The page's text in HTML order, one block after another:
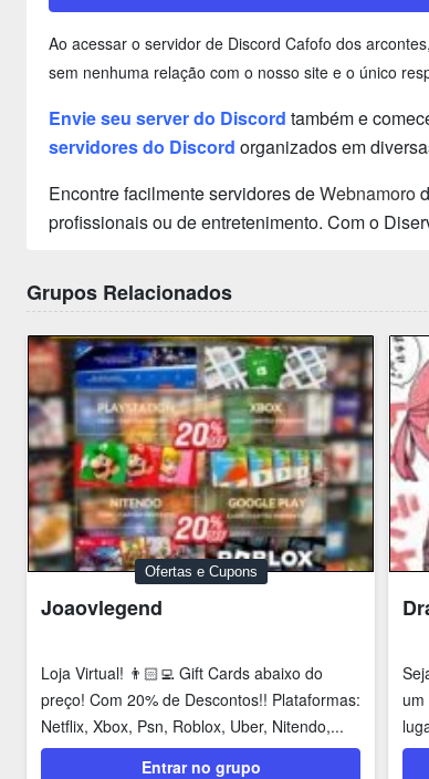
Ao acessar o servidor de Discord Cafofo dos
sem nenhuma relação com o nosso site e o único
Envie seu server do Discord também e
servidores do Discord organizados em
Encontre facilmente servidores deWebnamoro
profissionais ou de entretenimento. Com o
Grupos Relacionados
Ofertas e Cupons
Joaovlegend
Loja Virtual! 👨🏻‍💻 Gift Cards abaixo do
preço! Com 20% de Descontos!! Plataformas:
Netflix, Xbox, Psn, Roblox, Uber, Nitendo,...
Entrar no grupo